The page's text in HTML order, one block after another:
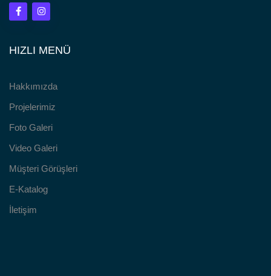
HIZLI MENÜ
Hakkımızda
Projelerimiz
Foto Galeri
Video Galeri
Müşteri Görüşleri
E-Katalog
İletişim